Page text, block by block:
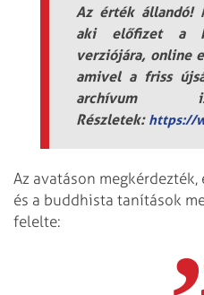
Az érték állandó!
aki előfizet a
verziójára, online
amivel a friss
archívum
Részletek: https://
Az avatáson
és a buddhista tanítások
felelte: